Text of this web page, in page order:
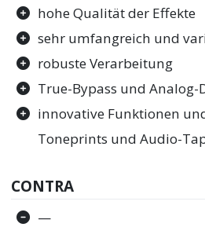
hohe Qualität der Effekte
sehr umfangreich und
robuste Verarbeitung
True-Bypass und
innovative Funktionen
Toneprints und Audio-
CONTRA
—